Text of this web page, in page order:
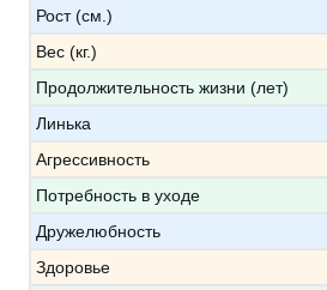
Рост (см.)
Вес (кг.)
Продолжительность жизни (лет)
Линька
Агрессивность
Потребность в уходе
Дружелюбность
Здоровье